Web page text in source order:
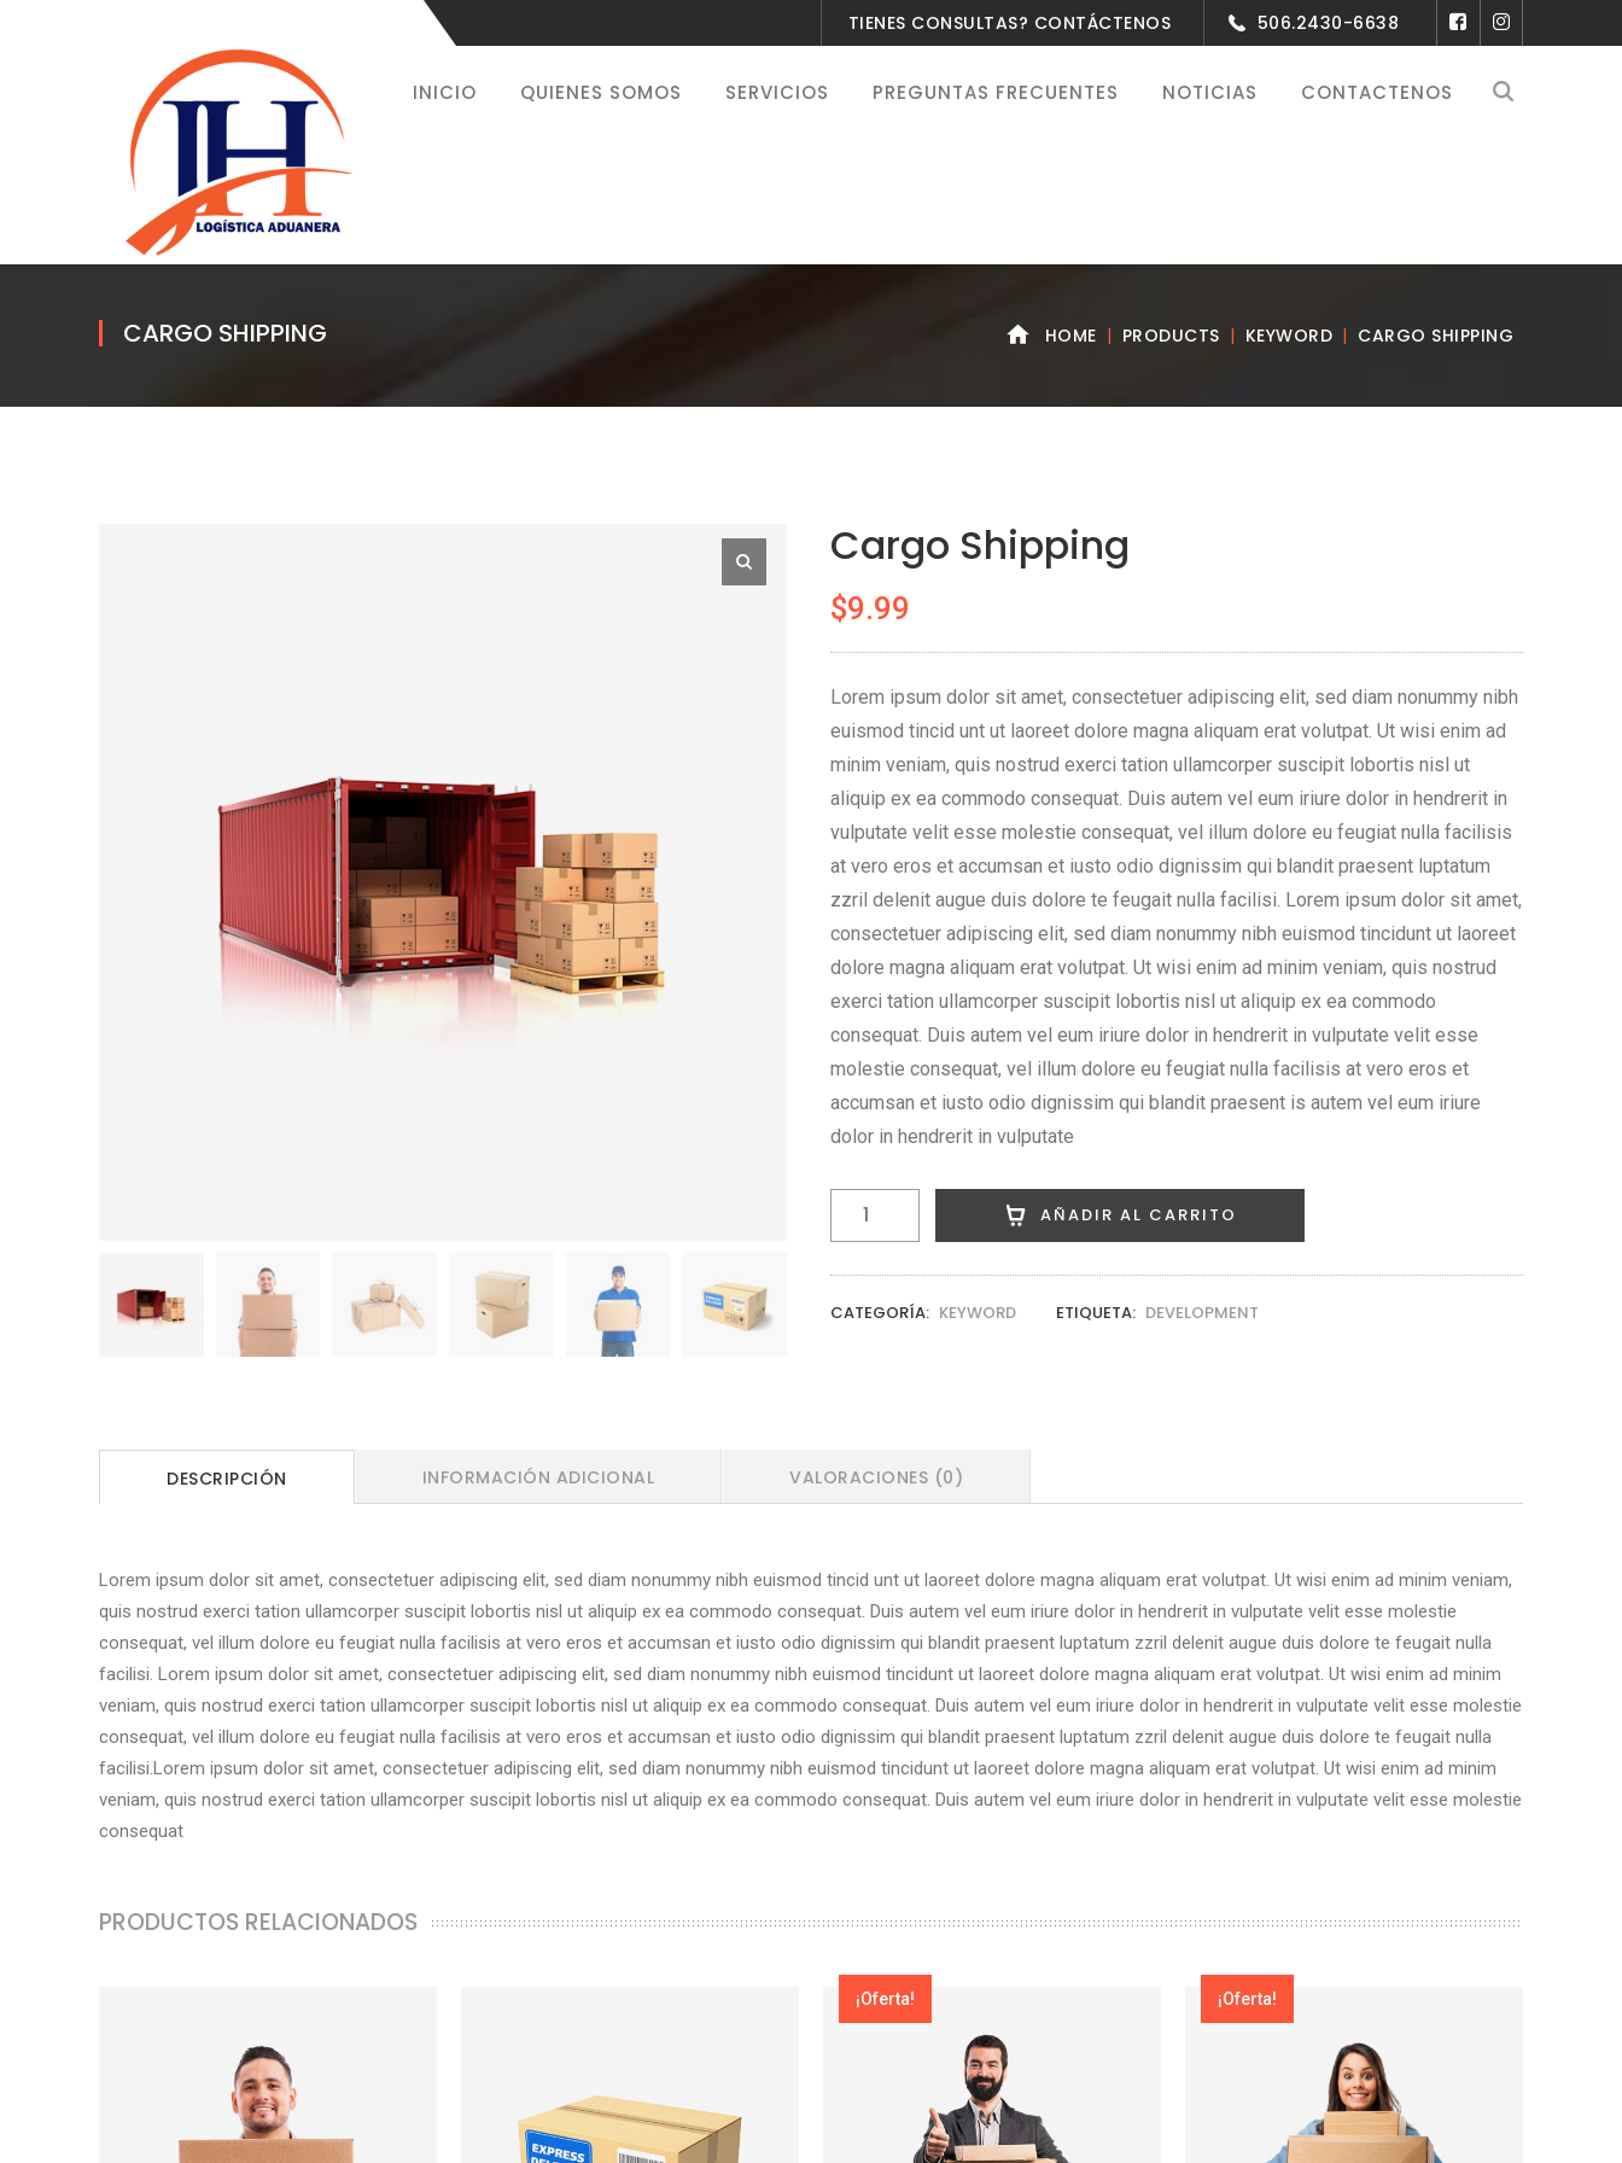
TIENES CONSULTAS? CONTÁCTENOS 506.2430-6638
INICIO QUIENES SOMOS SERVICIOS PREGUNTAS FRECUENTES NOTICIAS CONTACTENOS
CARGO SHIPPING HOME PRODUCTS KEYWORD CARGO SHIPPING
Cargo Shipping
$9.99
Lorem ipsum dolor sit amet, consectetuer adipiscing elit, sed diam nonummy nibh
euismod tincid unt ut laoreet dolore magna aliquam erat volutpat. Ut wisi enim ad
minim veniam, quis nostrud exerci tation ullamcorper suscipit lobortis nisl ut
aliquip ex ea commodo consequat. Duis autem vel eum iriure dolor in hendrerit in
vulputate velit esse molestie consequat, vel illum dolore eu feugiat nulla facilisis
at vero eros et accumsan et iusto odio dignissim qui blandit praesent luptatum
zzril delenit augue duis dolore te feugait nulla facilisi. Lorem ipsum dolor sit amet,
consectetuer adipiscing elit, sed diam nonummy nibh euismod tincidunt ut laoreet
dolore magna aliquam erat volutpat. Ut wisi enim ad minim veniam, quis nostrud
exerci tation ullamcorper suscipit lobortis nisl ut aliquip ex ea commodo
consequat. Duis autem vel eum iriure dolor in hendrerit in vulputate velit esse
molestie consequat, vel illum dolore eu feugiat nulla facilisis at vero eros et
accumsan et iusto odio dignissim qui blandit praesent is autem vel eum iriure
dolor in hendrerit in vulputate
Cargo
AÑADIR AL CARRITO
CATEGORÍA: KEYWORD ETIQUETA: DEVELOPMENT
DESCRIPCIÓN INFORMACIÓN ADICIONAL VALORACIONES (0)
Lorem ipsum dolor sit amet, consectetuer adipiscing elit, sed diam nonummy nibh euismod tincid unt ut laoreet dolore magna aliquam erat volutpat. Ut wisi enim ad minim veniam,
quis nostrud exerci tation ullamcorper suscipit lobortis nisl ut aliquip ex ea commodo consequat. Duis autem vel eum iriure dolor in hendrerit in vulputate velit esse molestie
consequat, vel illum dolore eu feugiat nulla facilisis at vero eros et accumsan et iusto odio dignissim qui blandit praesent luptatum zzril delenit augue duis dolore te feugait nulla
facilisi. Lorem ipsum dolor sit amet, consectetuer adipiscing elit, sed diam nonummy nibh euismod tincidunt ut laoreet dolore magna aliquam erat volutpat. Ut wisi enim ad minim
veniam, quis nostrud exerci tation ullamcorper suscipit lobortis nisl ut aliquip ex ea commodo consequat. Duis autem vel eum iriure dolor in hendrerit in vulputate velit esse molestie
consequat, vel illum dolore eu feugiat nulla facilisis at vero eros et accumsan et iusto odio dignissim qui blandit praesent luptatum zzril delenit augue duis dolore te feugait nulla
facilisi.Lorem ipsum dolor sit amet, consectetuer adipiscing elit, sed diam nonummy nibh euismod tincidunt ut laoreet dolore magna aliquam erat volutpat. Ut wisi enim ad minim
veniam, quis nostrud exerci tation ullamcorper suscipit lobortis nisl ut aliquip ex ea commodo consequat. Duis autem vel eum iriure dolor in hendrerit in vulputate velit esse molestie
consequat
PRODUCTOS RELACIONADOS
¡Oferta! ¡Oferta!